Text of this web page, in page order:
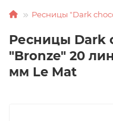
Ресницы "Dark
Ресницы Dark
"Bronze" 20
мм Le Mat